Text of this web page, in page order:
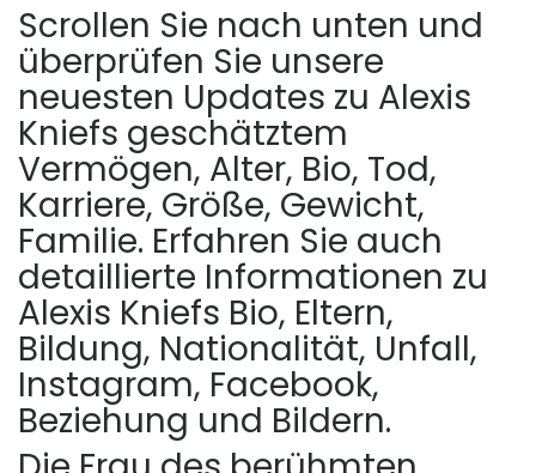
Scrollen Sie nach unten und
überprüfen Sie unsere
neuesten Updates zu Alexis
Kniefs geschätztem
Vermögen, Alter, Bio, Tod,
Karriere, Größe, Gewicht,
Familie. Erfahren Sie auch
detaillierte Informationen zu
Alexis Kniefs Bio, Eltern,
Bildung, Nationalität, Unfall,
Instagram, Facebook,
Beziehung und Bildern.